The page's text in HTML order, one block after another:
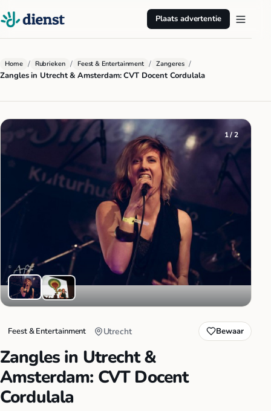
Plaats advertentie
Home / Rubrieken / Feest & Entertainment / Zangeres /
Zangles in Utrecht & Amsterdam: CVT Docent Cordulala
1 / 2
Feest & Entertainment Utrecht Bewaar
Zangles in Utrecht &
Amsterdam: CVT Docent
Cordulala